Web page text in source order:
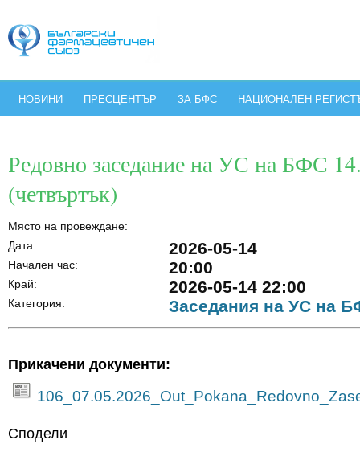
НОВИНИ ПРЕСЦЕНТЪР ЗА БФС НАЦИОНАЛЕН
Редовно заседание на УС на БФС
(четвъртък)
Място на провеждане:
Дата:
2026-05-14
Начален час: 20:00
Край: 2026-05-14 22:00
Категория: Заседания на УС на
Прикачени документи:
Сподели